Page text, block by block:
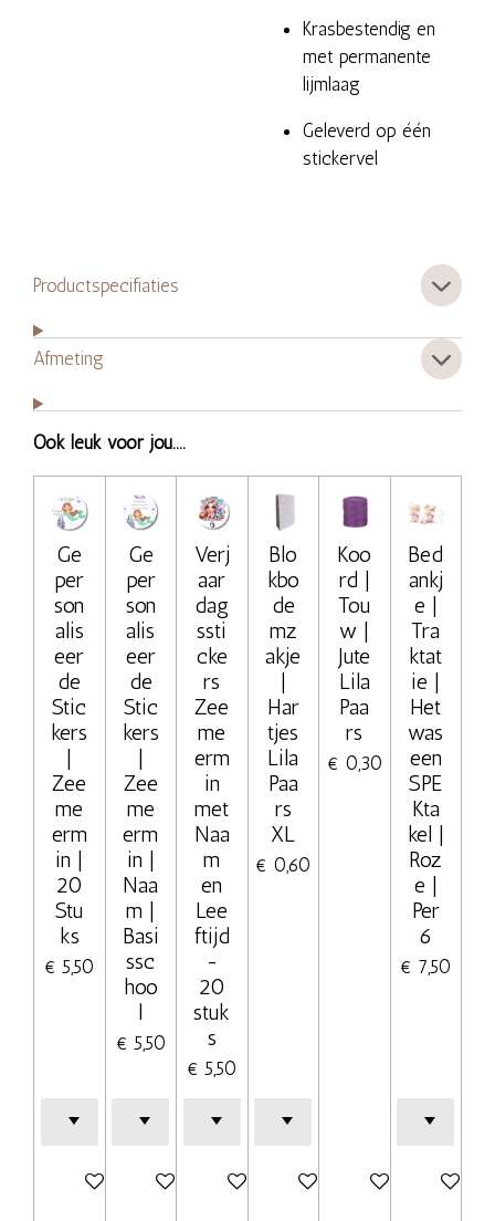
Krasbestendig en
met permanente
lijmlaag
Geleverd op één
stickervel
Productspecifiaties
Afmeting
Ook leuk voor jou....
Ge
per
son
alis
eer
de
Stic
kers
|
Zee
me
erm
in |
20
Stu
ks
€ 5,50
Bekijk details
Ge
per
son
alis
eer
de
Stic
kers
|
Zee
me
erm
in |
Naa
m |
Basi
ssc
hoo
l
€ 5,50
Bekijk details
Verj
aar
dag
ssti
cke
rs
Zee
me
erm
in
met
Naa
m
en
Lee
ftijd
-
20
stuk
s
€ 5,50
Bekijk details
Blo
kbo
de
mz
akje
|
Har
tjes
Lila
Paa
rs
XL
€ 0,60
In winkelwagen
Koo
rd |
Tou
w |
Jute
Lila
Paa
rs
€ 0,30
In winkelwagen
Bed
ankj
e |
Tra
ktat
ie |
Het
was
een
SPE
Kta
kel |
Roz
e |
Per
6
€ 7,50
Bekijk